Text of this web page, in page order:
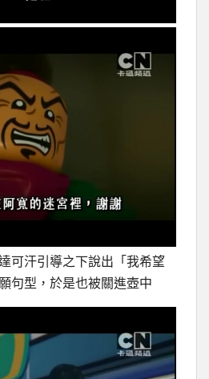
可汗引導之下說出「我希望
句型，於是也被關進壺中